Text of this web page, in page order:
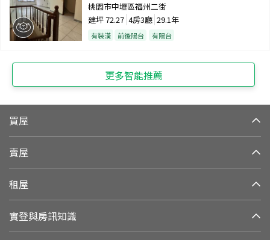
桃園市中壢區福州二街
建坪72.27 4房3廳 29.1年
有裝潢 前後陽台 有陽台
更多智能推薦
買屋
賣屋
租屋
實登與房訊知識